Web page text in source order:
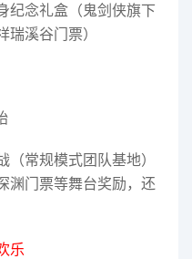
纪念礼盒（鬼剑侠旗下
溪谷门票）
常规模式团队基地）
渊门票等舞台奖励，还
乐